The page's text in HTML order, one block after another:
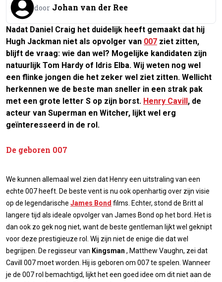
door Johan van der Ree
Nadat Daniel Craig het duidelijk heeft gemaakt dat hij
Hugh Jackman niet als opvolger van 007 ziet zitten,
blijft de vraag: wie dan wel? Mogelijke kandidaten zijn
natuurlijk Tom Hardy of Idris Elba. Wij weten nog wel
een flinke jongen die het zeker wel ziet zitten. Wellicht
herkennen we de beste man sneller in een strak pak
met een grote letter S op zijn borst. Henry Cavill , de
acteur van Superman en Witcher, lijkt wel erg
geïnteresseerd in de rol.
De geboren 007
We kunnen allemaal wel zien dat Henry een uitstraling van een
echte 007 heeft. De beste vent is nu ook openhartig over zijn visie
op de legendarische James Bond films. Echter, stond de Britt al
langere tijd als ideale opvolger van James Bond op het bord. Het is
dan ook zo gek nog niet, want de beste gentleman lijkt wel geknipt
voor deze prestigieuze rol. Wij zijn niet de enige die dat wel
begrijpen. De regisseur van Kingsman , Matthew Vaughn, zei dat
Cavill 007 moet worden. Hij is geboren om 007 te spelen. Wanneer
je de 007 rol bemachtigd, lijkt het een goed idee om dit niet aan de